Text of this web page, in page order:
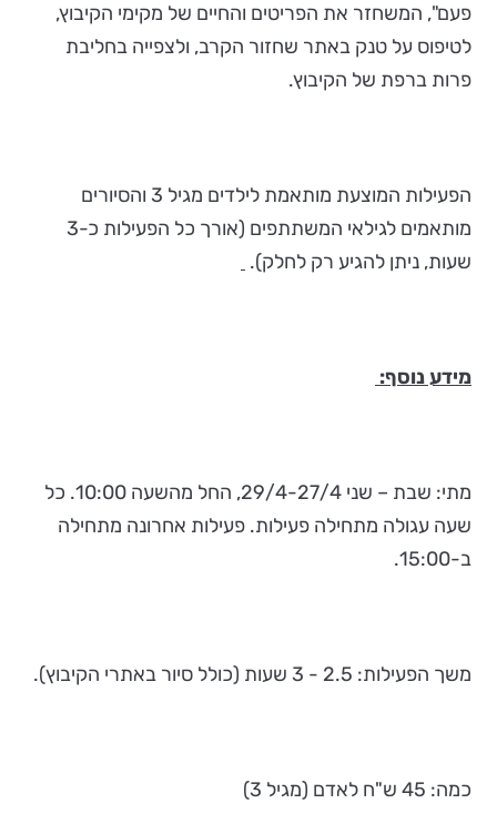
פעם", המשחזר את הפריטים והחיים של מקימי הקיבוץ,
לטיפוס על טנק באתר שחזור הקרב, ולצפייה בחליבת
פרות ברפת של הקיבוץ.
הפעילות המוצעת מותאמת לילדים מגיל 3 והסיורים
מותאמים לגילאי המשתתפים (אורך כל הפעילות כ-3
שעות, ניתן להגיע רק לחלק).
מידע נוסף:
מתי: שבת – שני 29/4-27/4, החל מהשעה 10:00. כל
שעה עגולה מתחילה פעילות. פעילות אחרונה מתחילה
ב-15:00.
משך הפעילות: 2.5 - 3 שעות (כולל סיור באתרי הקיבוץ).
כמה: 45 ש"ח לאדם (מגיל 3)